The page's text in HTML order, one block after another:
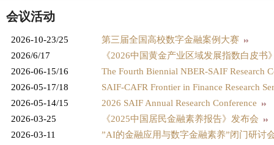
会议活动
2026-10-23/25
第三届全国高校数字金融案例大赛
2026/6/17
《2026中国黄金产业区域发展指数白皮
2026-06-15/16
The Fourth Biennial NBER-SAIF Research
2026-05-17/18
SAIF-CAFR Frontier in Finance Research
2026-05-14/15
2026 SAIF Annual Research Conference
2026-03-25
《2025中国居民金融素养报告》发布会
2026-03-11
”AI的金融应用与数字金融素养”闭门研讨